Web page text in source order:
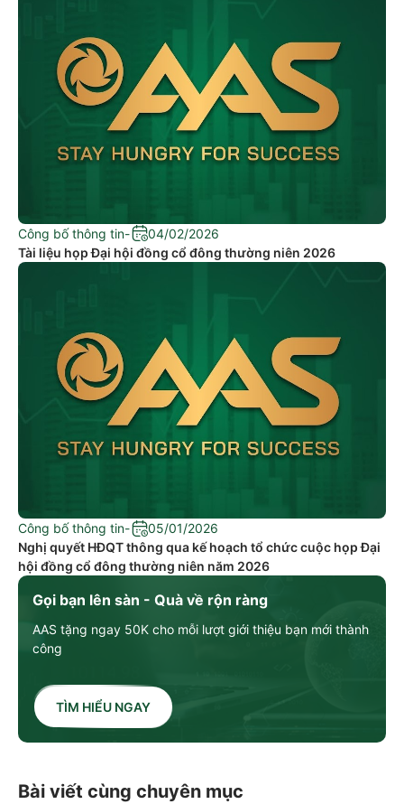
Gọi bạn lên sàn - Quà về rộn ràng
AAS tặng ngay 50K cho mỗi lượt giới thiệu bạn mới thành
công
TÌM HIỂU NGAY
Công bố thông tin-
04/02/2026
Tài liệu họp Đại hội đồng cổ đông thường niên 2026
Công bố thông tin-
05/01/2026
Nghị quyết HĐQT thông qua kế hoạch tổ chức cuộc họp Đại
hội đồng cổ đông thường niên năm 2026
Bài viết cùng chuyên mục